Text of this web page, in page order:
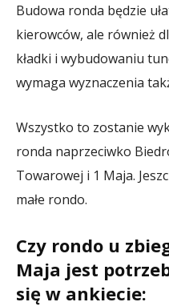
Budowa ronda będzie
kierowców, ale również
kładki i wybudowaniu
wymaga wyznaczenia
Wszystko to zostanie
ronda naprzeciwko
Towarowej i 1 Maja.
małe rondo.
Czy rondo u
Maja jest
się w ankiecie: